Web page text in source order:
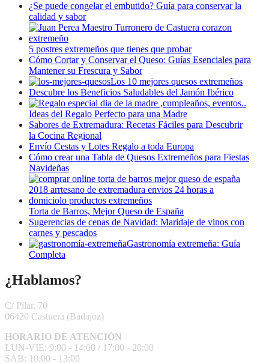
¿Se puede congelar el embutido? Guía para conservar la
calidad y sabor
5 postres extremeños que tienes que probar
Cómo Cortar y Conservar el Queso: Guías Esenciales para
Mantener su Frescura y Sabor
Los 10 mejores quesos extremeños
Descubre los Beneficios Saludables del Jamón Ibérico
Ideas del Regalo Perfecto para una Madre
Sabores de Extremadura: Recetas Fáciles para Descubrir
la Cocina Regional
Envío Cestas y Lotes Regalo a toda Europa
Cómo crear una Tabla de Quesos Extremeños para Fiestas
Navideñas
Torta de Barros, Mejor Queso de España
Sugerencias de cenas de Navidad: Maridaje de vinos con
carnes y pescados
Gastronomía extremeña: Guía
Completa
¿Hablamos?
C/ Pilar, 70
06420 Castuera (Badajoz)
HORARIO DE ATENCIÓN
LUN-VIE: 9:00 - 14:00 / 17:00 - 20:00
SAB: 10:00 - 13:00